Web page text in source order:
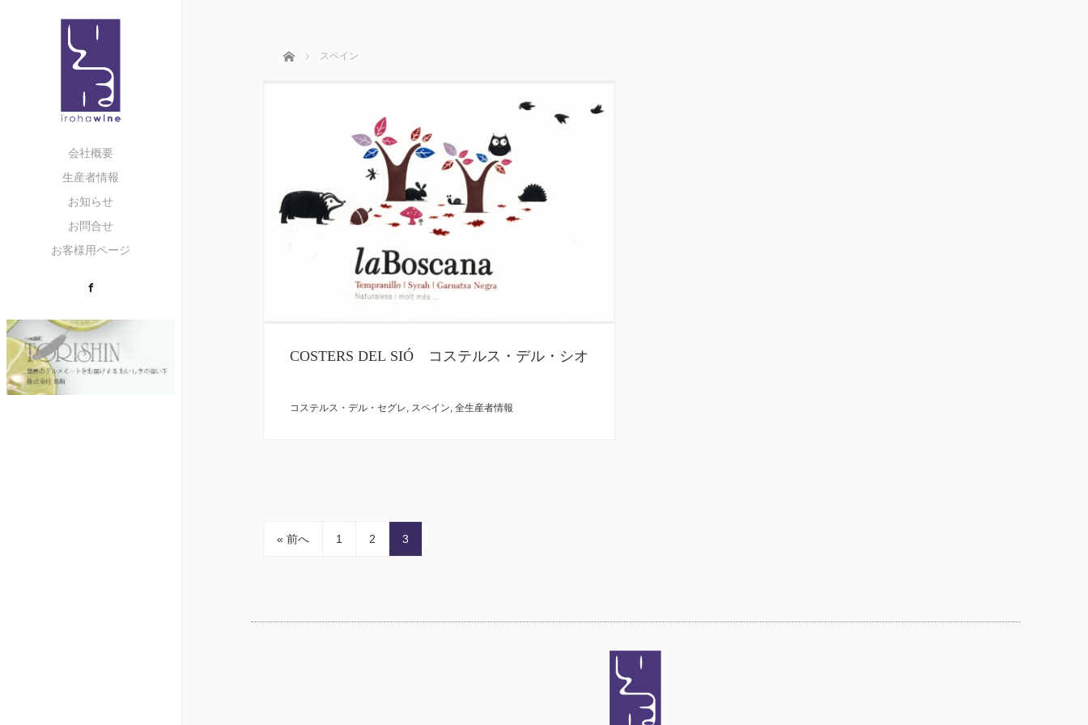
会社概要
生産者情報
お知らせ
お問合せ
お客様用ページ
ホーム スペイン
COSTERS DEL SIÓ コステルス・デル・シオ
コステルス・デル・セグレ スペイン 全生産者情報
« 前へ 1 2 3